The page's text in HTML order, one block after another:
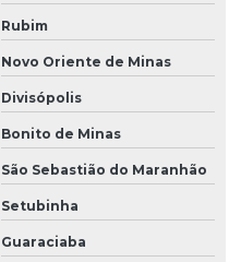
Rubim
Novo Oriente de Minas
Divisópolis
Bonito de Minas
São Sebastião do Maranhão
Setubinha
Guaraciaba